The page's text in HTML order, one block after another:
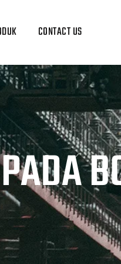
CONTACT US